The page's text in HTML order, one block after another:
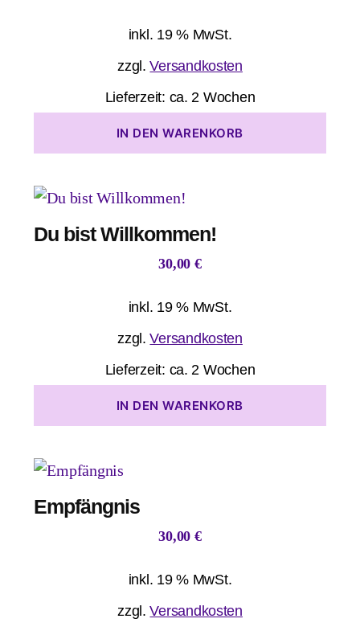
inkl. 19 % MwSt.
zzgl.Versandkosten
Lieferzeit: ca. 2 Wochen
IN DEN WARENKORB
Du bist Willkommen!
30,00 €
inkl. 19 % MwSt.
zzgl.Versandkosten
Lieferzeit: ca. 2 Wochen
IN DEN WARENKORB
Empfängnis
30,00 €
inkl. 19 % MwSt.
zzgl.Versandkosten